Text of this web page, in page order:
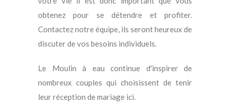
obtenez pour se détendre et profiter.
Contactez notre équipe, ils seront heureux de
discuter de vos besoins individuels.
Le Moulin à eau continue d'inspirer de
nombreux couples qui choisissent de tenir
leur réception de mariage ici.